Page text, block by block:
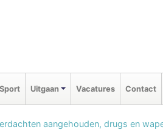
Sport Uitgaan Vacatures Contact
aangehouden, drugs en